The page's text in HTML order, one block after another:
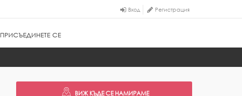
Вход Регистрация
ПРИСЪЕДИНЕТЕ СЕ